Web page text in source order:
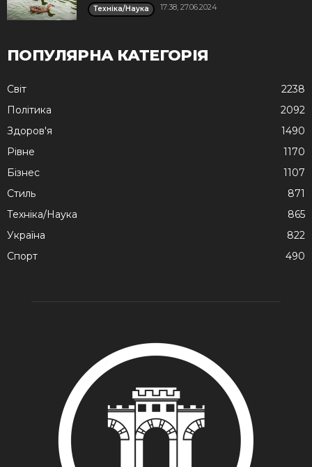
Техніка/Наука 17:38, 27.06.2024
ПОПУЛЯРНА КАТЕГОРІЯ
Cвіт
2238
Політика
2092
Здоров'я
1490
Рівне
1170
Бізнес
1107
Стиль
871
Техніка/Наука
865
Україна
822
Спорт
490